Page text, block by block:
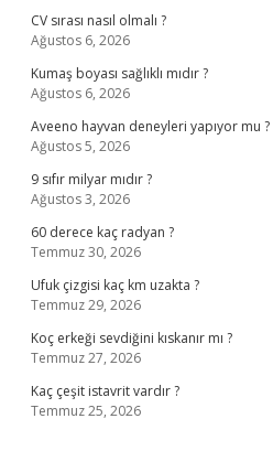
CV sırası nasıl olmalı ?
Ağustos 6, 2026
Kumaş boyası sağlıklı mıdır ?
Ağustos 6, 2026
Aveeno hayvan deneyleri yapıyor mu ?
Ağustos 5, 2026
9 sıfır milyar mıdır ?
Ağustos 3, 2026
60 derece kaç radyan ?
Temmuz 30, 2026
Ufuk çizgisi kaç km uzakta ?
Temmuz 29, 2026
Koç erkeği sevdiğini kıskanır mı ?
Temmuz 27, 2026
Kaç çeşit istavrit vardır ?
Temmuz 25, 2026